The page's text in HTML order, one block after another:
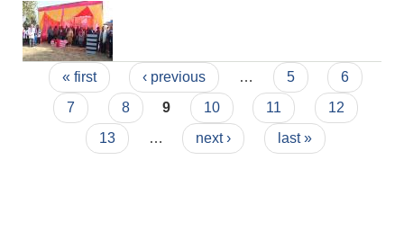
Pages
« first ‹ previous … 5
6
7
8 9 10 11
12
13
… next › last »